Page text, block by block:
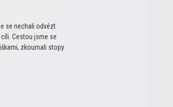
se nechali odvézt
Cestou jsme se
zkoumali stopy